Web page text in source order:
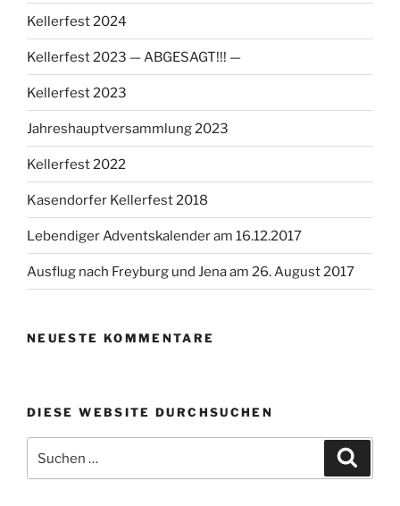
Kellerfest 2024
Kellerfest 2023 — ABGESAGT!!! —
Kellerfest 2023
Jahreshauptversammlung 2023
Kellerfest 2022
Kasendorfer Kellerfest 2018
Lebendiger Adventskalender am 16.12.2017
Ausflug nach Freyburg und Jena am 26. August 2017
NEUESTE KOMMENTARE
DIESE WEBSITE DURCHSUCHEN
nach: